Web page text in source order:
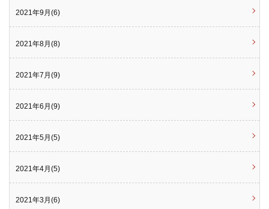
2021年9月(6)
2021年8月(8)
2021年7月(9)
2021年6月(9)
2021年5月(5)
2021年4月(5)
2021年3月(6)